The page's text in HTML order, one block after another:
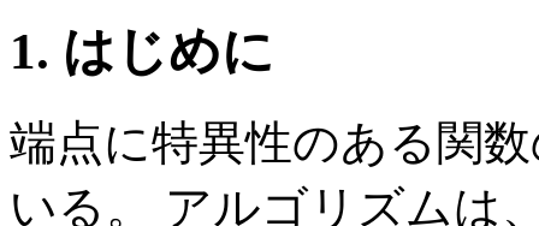
1. はじめに
端点に特異性のある関
いる。 アルゴリズムは